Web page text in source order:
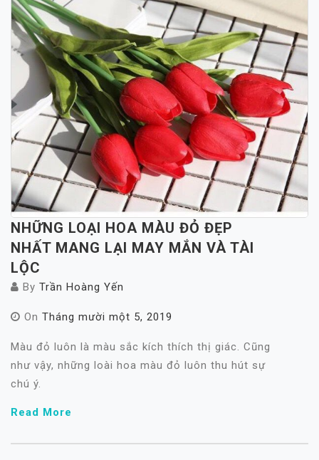
NHỮNG LOẠI HOA MÀU ĐỎ ĐẸP
NHẤT MANG LẠI MAY MẮN VÀ TÀI
LỘC
By Trần Hoàng Yến
On Tháng mười một 5, 2019
Màu đỏ luôn là màu sắc kích thích thị giác. Cũng
như vậy, những loài hoa màu đỏ luôn thu hút sự
chú ý.
Read More